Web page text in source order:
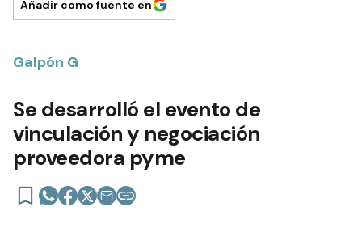
Añadir como fuente en
Galpón G
Se desarrolló el evento de
vinculación y negociación
proveedora pyme